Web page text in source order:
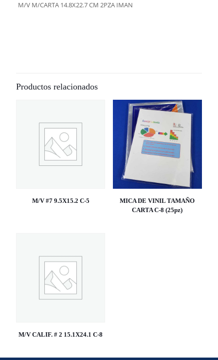
M/V M/CARTA 14.8X22.7 CM 2PZA IMAN
Productos relacionados
M/V #7 9.5X15.2 C-5
MICA DE VINIL TAMAÑO
CARTA C-8 (25pz)
M/V CALIF. # 2 15.1X24.1 C-8